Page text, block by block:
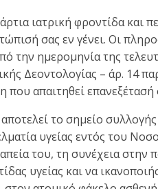
ιατρική φροντίδα και
σας εν γένει. Οι
την ημερομηνία της
Δεοντολογίας – άρ. 14
απαιτηθεί
το σημείο
υγείας εντός του
του, τη συνέχεια
υγείας και να